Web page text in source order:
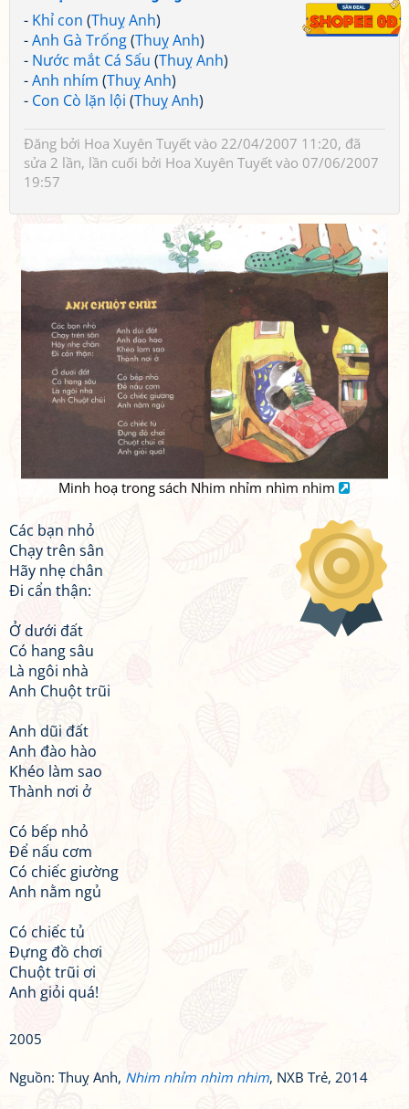
- Khỉ con (Thuỵ Anh)
-Anh Gà Trống(Thuỵ Anh)
- Nước mắt Cá Sấu (Thuỵ Anh)
-Anh nhím (Thuỵ Anh)
- Con Cò lặn lội (Thuỵ Anh)
Đăng bởi Hoa Xuyên Tuyết vào 22/04/2007 11:20, đã
sửa 2 lần, lần cuối bởi Hoa Xuyên Tuyết vào 07/06/2007
19:57
Minh hoạ trong sách Nhim nhỉm nhìm nhim
Các bạn nhỏ
Chạy trên sân
Hãy nhẹ chân
Đi cẩn thận:
Ở dưới đất
Có hang sâu
Là ngôi nhà
Anh Chuột trũi
Anh dũi đất
Anh đào hào
Khéo làm sao
Thành nơi ở
Có bếp nhỏ
Để nấu cơm
Có chiếc giường
Anh nằm ngủ
Có chiếc tủ
Đựng đồ chơi
Chuột trũi ơi
Anh giỏi quá!
2005
Nguồn: Thuỵ Anh, Nhim nhỉm nhìm nhim, NXB Trẻ, 2014